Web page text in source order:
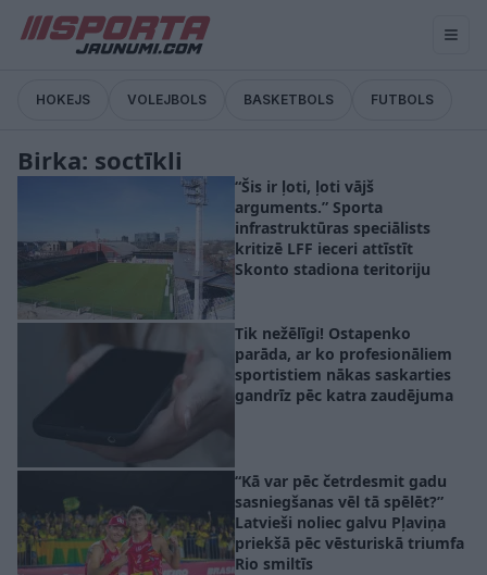
HOKEJS VOLEJBOLS BASKETBOLS FUTBOLS
Birka: soctīkli
“Šis ir ļoti, ļoti vājš
arguments.” Sporta
infrastruktūras speciālists
kritizē LFF ieceri attīstīt
Skonto stadiona teritoriju
Tik nežēlīgi! Ostapenko
parāda, ar ko profesionāliem
sportistiem nākas saskarties
gandrīz pēc katra zaudējuma
“Kā var pēc četrdesmit gadu
sasniegšanas vēl tā spēlēt?”
Latvieši noliec galvu Pļaviņa
priekšā pēc vēsturiskā triumfa
Rio smiltīs